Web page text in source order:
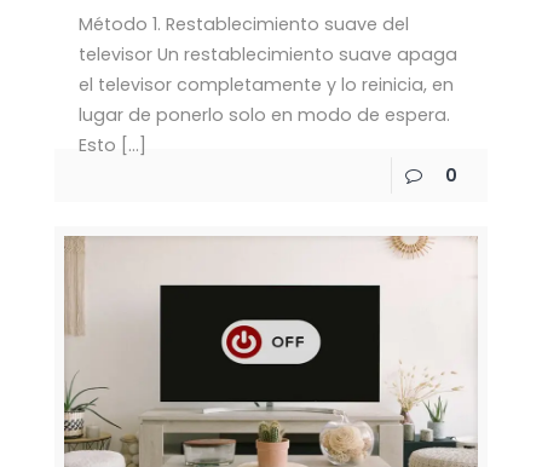
Método 1. Restablecimiento suave del
televisor Un restablecimiento suave apaga
el televisor completamente y lo reinicia, en
lugar de ponerlo solo en modo de espera.
Esto […]
0